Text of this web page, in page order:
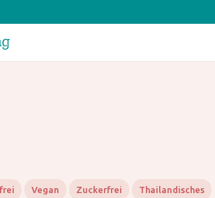
Vegan Zuckerfrei Thailandisches